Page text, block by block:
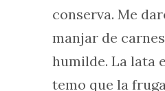
conserva. Me
manjar de
humilde. La lata
temo que la